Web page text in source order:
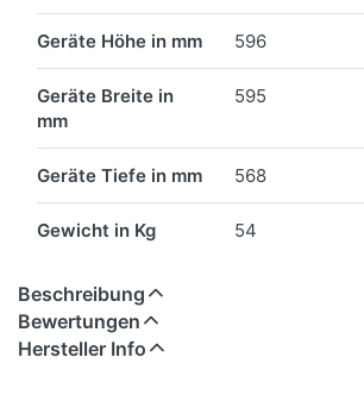
Geräte Höhe in mm 596
Geräte Breite in
mm
595
Geräte Tiefe in mm 568
Gewicht in Kg 54
Beschreibung
Bewertungen
Hersteller Info